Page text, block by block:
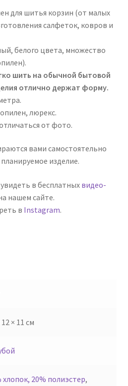
для шитья корзин (от малых
салфеток, ковров и
белого цвета, множество
шить на обычной бытовой
отлично держат форму.
люрекс.
от фото.
вами самостоятельно
изделие.
в бесплатных видео-
нашем сайте.
в Instagram.
× 11 см
хлопок, 20% полиэстер,